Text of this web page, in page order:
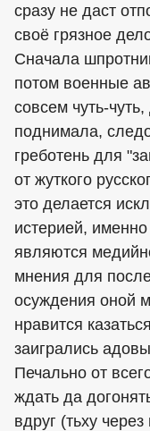
сразу не даст
своё грязное
Сначала
потом военные
совсем чуть-
поднимала,
греботень для
от жуткого
это делается
истерией,
являются
мнения для
осуждения оной
нравится
заигрались
Печально от
ждать да
вдруг (тьху